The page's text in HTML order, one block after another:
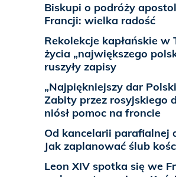
Biskupi o podróży
Francji: wielka radość
Rekolekcje kapłańskie w
życia „największego
ruszyły zapisy
„Najpiękniejszy dar
Zabity przez rosyjskiego
niósł pomoc na froncie
Od kancelarii parafialnej
Jak zaplanować ślub
Leon XIV spotka się we